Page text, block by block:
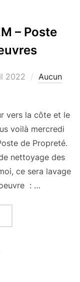
– Poste
2022
Aucun
vers la côte et le
voilà mercredi
de Propreté.
nettoyage des
ce sera lavage
: …
EMBARQUEMENT